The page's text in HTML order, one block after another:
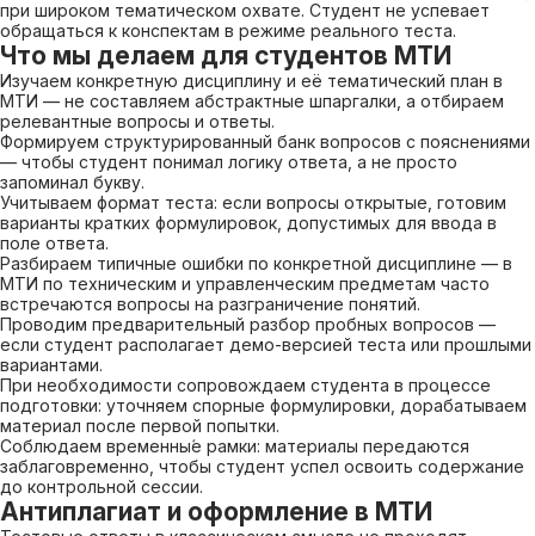
при широком тематическом охвате. Студент не успевает
обращаться к конспектам в режиме реального теста.
Что мы делаем для студентов МТИ
Изучаем конкретную дисциплину и её тематический план в
МТИ — не составляем абстрактные шпаргалки, а отбираем
релевантные вопросы и ответы.
Формируем структурированный банк вопросов с пояснениями
— чтобы студент понимал логику ответа, а не просто
запоминал букву.
Учитываем формат теста: если вопросы открытые, готовим
варианты кратких формулировок, допустимых для ввода в
поле ответа.
Разбираем типичные ошибки по конкретной дисциплине — в
МТИ по техническим и управленческим предметам часто
встречаются вопросы на разграничение понятий.
Проводим предварительный разбор пробных вопросов —
если студент располагает демо-версией теста или прошлыми
вариантами.
При необходимости сопровождаем студента в процессе
подготовки: уточняем спорные формулировки, дорабатываем
материал после первой попытки.
Соблюдаем временны́е рамки: материалы передаются
заблаговременно, чтобы студент успел освоить содержание
до контрольной сессии.
Антиплагиат и оформление в МТИ